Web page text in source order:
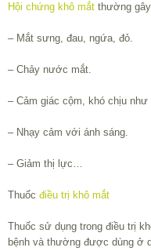
Hội chứng khô mắt thường
– Mắt sưng, đau, ngứa, đỏ.
– Chảy nước mắt.
– Cảm giác cộm, khó chịu
– Nhạy cảm với ánh sáng.
– Giảm thị lực…
Thuốc điều trị khô mắt
Thuốc sử dụng trong điều trị
bệnh và thường được dùng ở